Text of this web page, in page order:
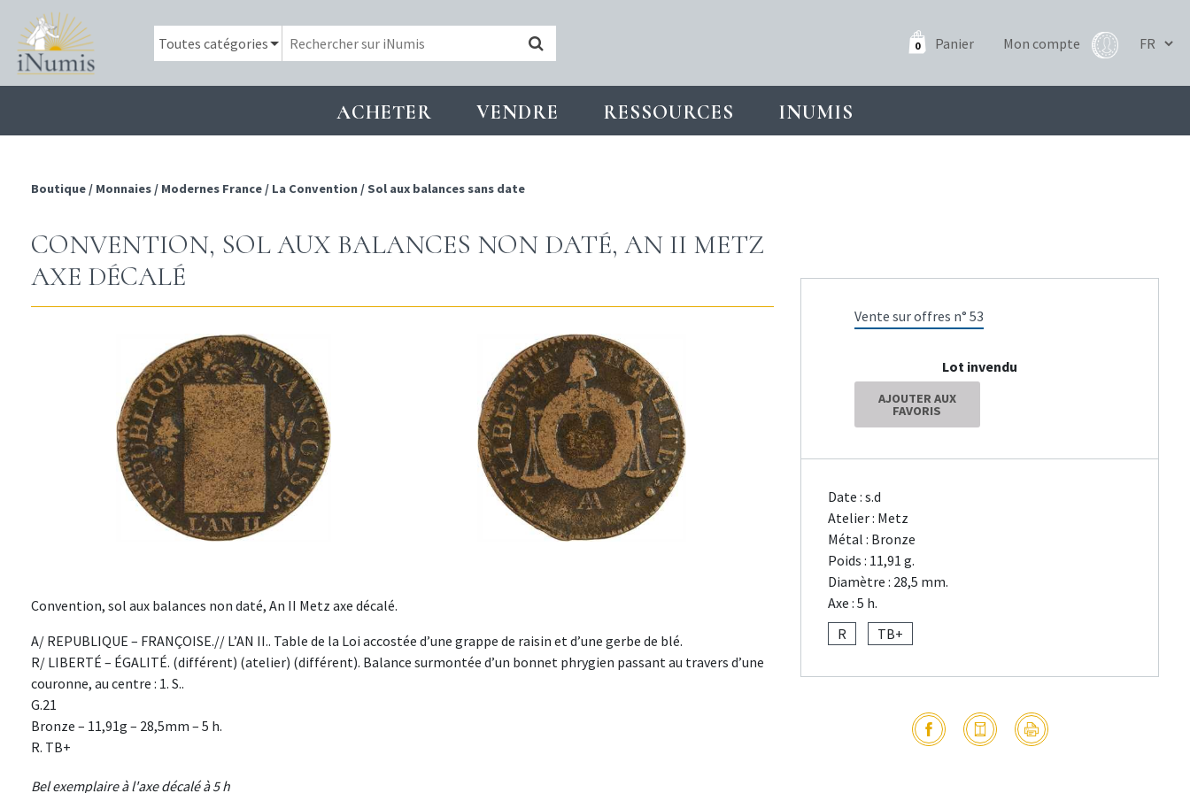
0 Panier Mon compte
ACHETER VENDRE RESSOURCES INUMIS
Boutique / Monnaies / Modernes France / La Convention / Sol aux balances sans date
CONVENTION, SOL AUX BALANCES NON DATÉ, AN II METZ
AXE DÉCALÉ
Convention, sol aux balances non daté, An II Metz axe décalé.
A/ REPUBLIQUE – FRANÇOISE.// L’AN II.. Table de la Loi accostée d’une grappe de raisin et d’une gerbe de blé.
R/ LIBERTÉ – ÉGALITÉ. (différent) (atelier) (différent). Balance surmontée d’un bonnet phrygien passant au travers d’une
couronne, au centre : 1. S..
G.21
Bronze – 11,91g – 28,5mm – 5 h.
R. TB+
Bel exemplaire à l'axe décalé à 5 h
Vente sur offres n° 53
Lot invendu
AJOUTER AUX
FAVORIS
Date : s.d
Atelier : Metz
Métal : Bronze
Poids : 11,91 g.
Diamètre : 28,5 mm.
Axe : 5 h.
R
TB+